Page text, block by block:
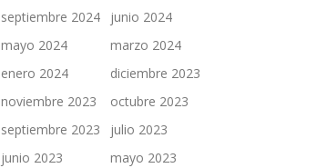
septiembre 2024
junio 2024
mayo 2024
marzo 2024
enero 2024
diciembre 2023
noviembre 2023
octubre 2023
septiembre 2023
julio 2023
junio 2023
mayo 2023